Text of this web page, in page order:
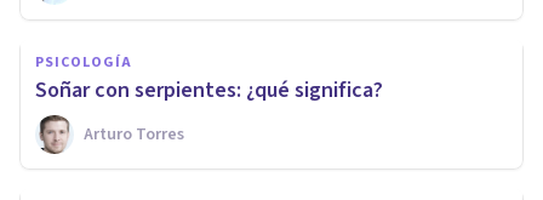
PSICOLOGÍA
Soñar con serpientes: ¿qué significa?
Arturo Torres